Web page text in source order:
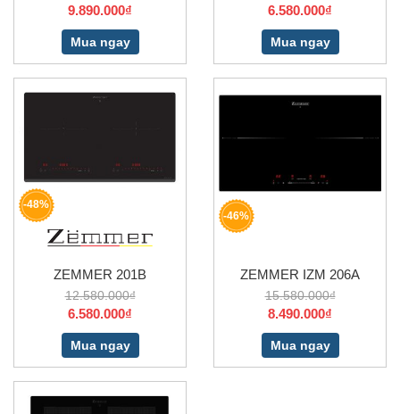
9.890.000₫
Mua ngay
6.580.000₫
Mua ngay
-48%
ZEMMER 201B
12.580.000₫
6.580.000₫
Mua ngay
-46%
ZEMMER IZM 206A
15.580.000₫
8.490.000₫
Mua ngay